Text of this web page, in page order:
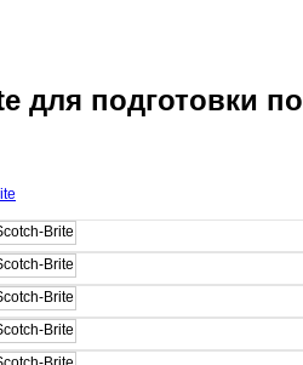
подготовки